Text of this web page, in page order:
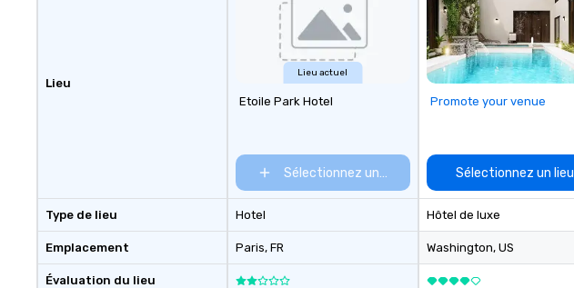
Lieu
Type de lieu
Emplacement
Évaluation du lieu
Lieu actuel
Etoile Park Hotel
Sélectionnez un lieu
Hotel
Paris, FR
Promote your venue
Sélectionnez un lieu
Hôtel de luxe
Washington, US